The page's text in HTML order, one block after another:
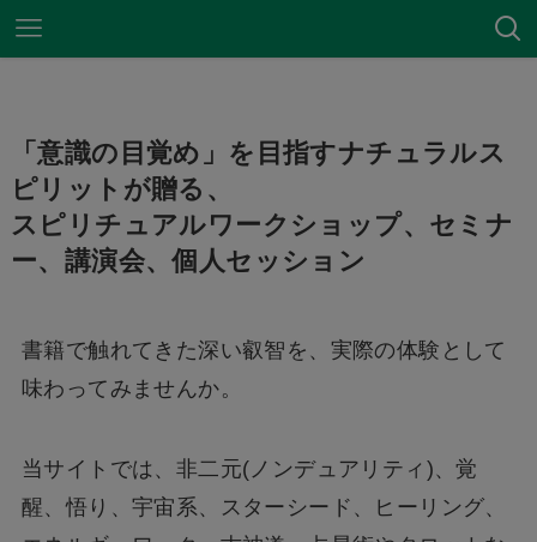
「意識の目覚め」を目指すナチュラルス
ピリットが贈る、
スピリチュアルワークショップ、セミナ
ー、講演会、個人セッション
書籍で触れてきた深い叡智を、実際の体験として
味わってみませんか。
当サイトでは、非二元(ノンデュアリティ)、覚
醒、悟り、宇宙系、スターシード、ヒーリング、